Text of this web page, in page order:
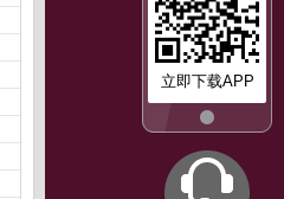
立即下载APP